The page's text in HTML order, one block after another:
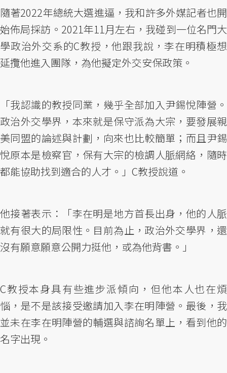
隨著2022年總統大選進逼，我和許多外媒記者也開
始佈局採訪。2021年11月左右，我碰到一位名門大
學政治外交系的C教授，他跟我說，李在明積極想
延攬他進入團隊，為他擬定外交安保政策。
「我認識的教授同業，幾乎全部加入尹錫悅陣營。
政治外交學界，本來就是保守派為大宗，要發展親
美同盟的論述與計劃，向來也比較簡單；而且尹錫
悅原本是檢察官，保有大宗的檢調人脈網絡，隨時
都能協助找到適合的人才。」C教授說道。
他接著表示：「李在明是地方首長出身，他的人脈
就有很大的局限性。目前為止，政治外交學界，還
沒有願意願意公開力挺他，或為他背書。」
C教授本身具有些進步派傾向，但他本人也在煩
惱，是不是該接受邀請加入李在明陣營。最後，我
並未在李在明陣營的輔選與諮詢名單上，看到他的
名字出現。